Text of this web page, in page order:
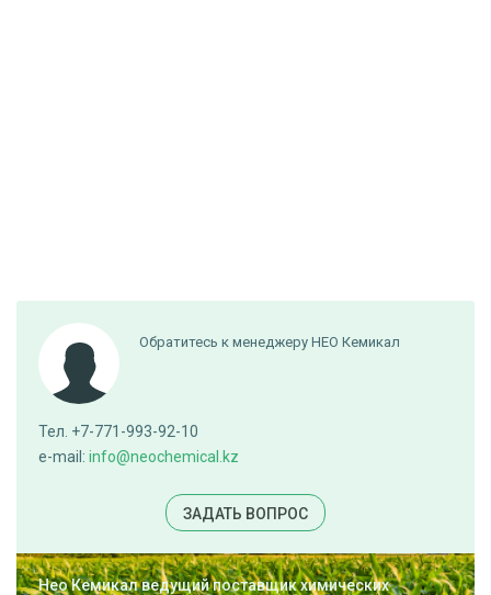
Обратитесь к менеджеру НЕО Кемикал
Тел. +7-771-993-92-10
e-mail: info@neochemical.kz
ЗАДАТЬ ВОПРОС
Нео Кемикал ведущий поставщик химических